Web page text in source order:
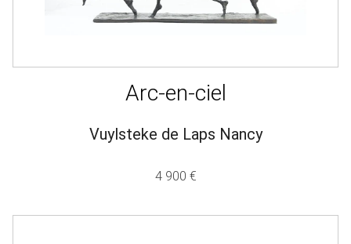
Arc-en-ciel
Vuylsteke de Laps Nancy
4 900 €